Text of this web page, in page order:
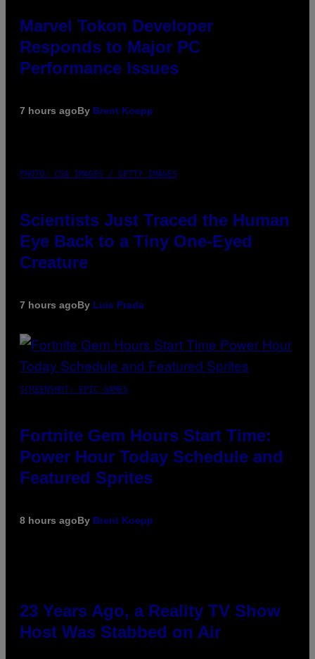
Marvel Tokon Developer
Responds to Major PC
Performance Issues
7 hours agoBy Brent Koepp
PHOTO: CSA IMAGES / GETTY IMAGES
Scientists Just Traced the Human
Eye Back to a Tiny One-Eyed
Creature
7 hours agoBy Luis Prada
SCREENSHOT: EPIC GAMES
Fortnite Gem Hours Start Time:
Power Hour Today Schedule and
Featured Sprites
8 hours agoBy Brent Koepp
23 Years Ago, a Reality TV Show
Host Was Stabbed on Air